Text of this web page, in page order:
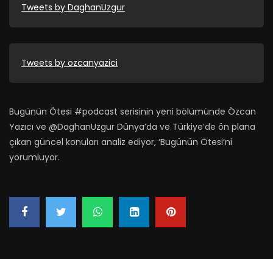
Tweets by DaghanUzgur
Tweets by ozcanyazici
Bugünün Ötesi #podcast​ serisinin yeni bölümünde Özcan
Yazıcı ve @DaghanUzgur Dünya’da ve Türkiye’de ön plana
çıkan güncel konuları analiz ediyor, ‘Bugünün Ötesi’ni
yorumluyor.